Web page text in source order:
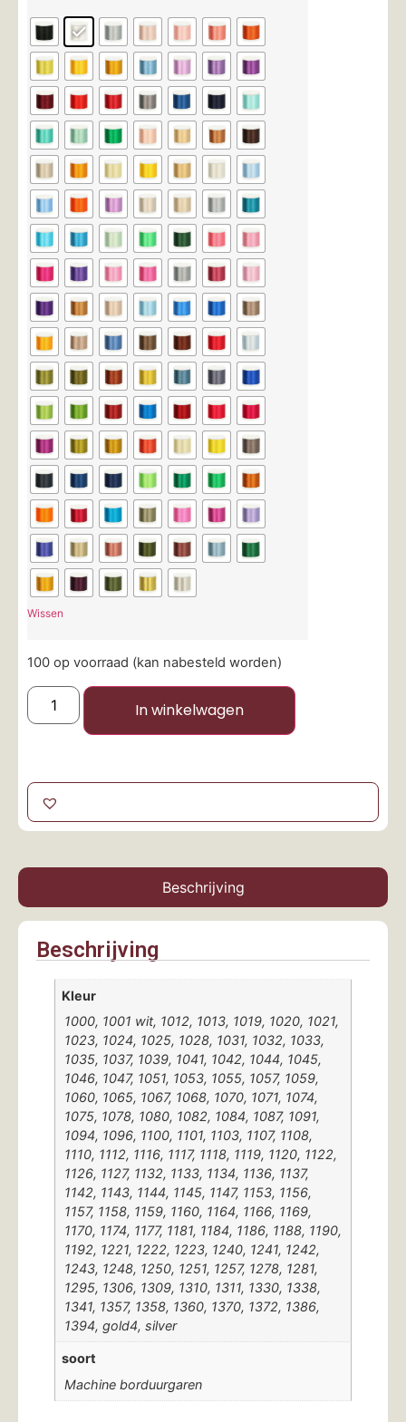
Wissen
100 op voorraad (kan nabesteld worden)
In winkelwagen
Beschrijving
Beschrijving
Kleur
1000, 1001 wit, 1012, 1013, 1019, 1020, 1021,
1023, 1024, 1025, 1028, 1031, 1032, 1033,
1035, 1037, 1039, 1041, 1042, 1044, 1045,
1046, 1047, 1051, 1053, 1055, 1057, 1059,
1060, 1065, 1067, 1068, 1070, 1071, 1074,
1075, 1078, 1080, 1082, 1084, 1087, 1091,
1094, 1096, 1100, 1101, 1103, 1107, 1108,
1110, 1112, 1116, 1117, 1118, 1119, 1120, 1122,
1126, 1127, 1132, 1133, 1134, 1136, 1137,
1142, 1143, 1144, 1145, 1147, 1153, 1156,
1157, 1158, 1159, 1160, 1164, 1166, 1169,
1170, 1174, 1177, 1181, 1184, 1186, 1188, 1190,
1192, 1221, 1222, 1223, 1240, 1241, 1242,
1243, 1248, 1250, 1251, 1257, 1278, 1281,
1295, 1306, 1309, 1310, 1311, 1330, 1338,
1341, 1357, 1358, 1360, 1370, 1372, 1386,
1394, gold4, silver
soort
Machine borduurgaren